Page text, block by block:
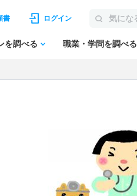
書 ログイン
を調べる 職業・学問を調べる